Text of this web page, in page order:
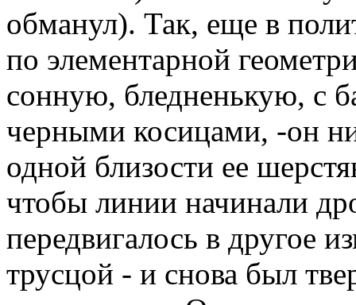
обманул). Так, еще в
по элементарной
сонную, бледненькую, с
черными косицами, -он
одной близости ее
чтобы линии начинали
передвигалось в другое
трусцой - и снова был